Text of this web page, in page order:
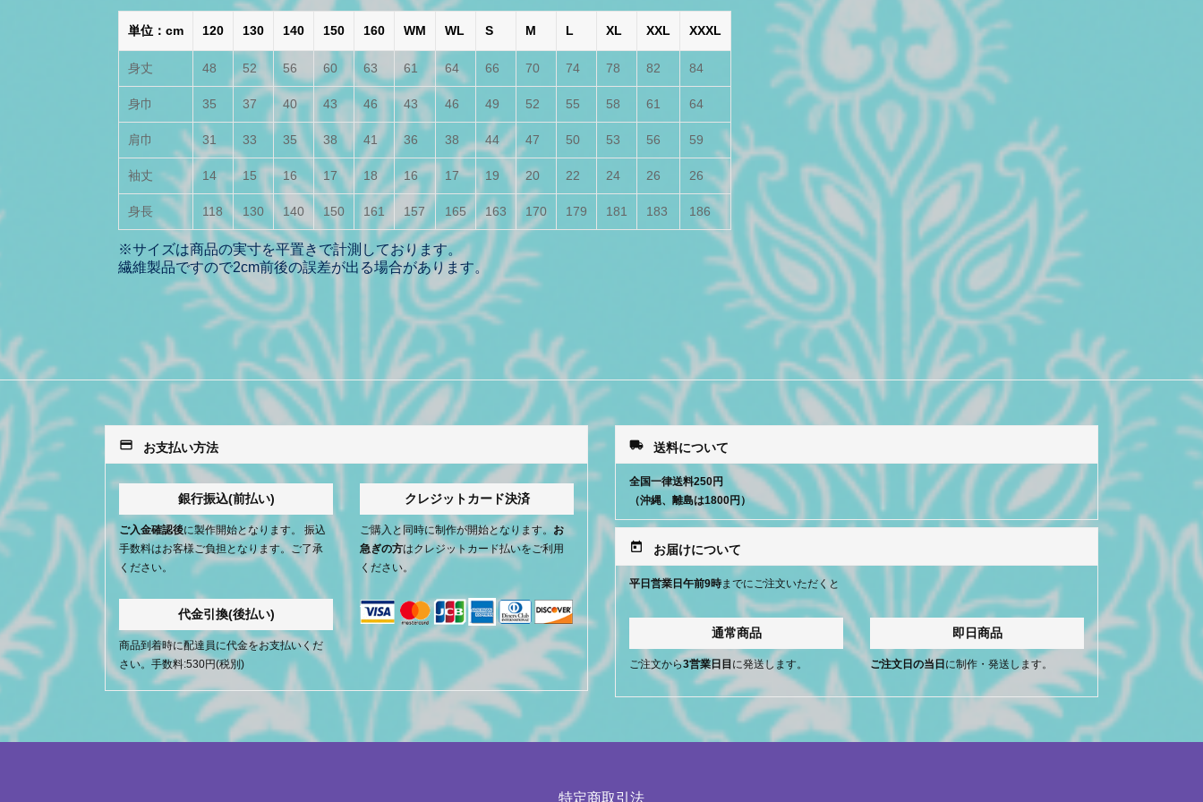
単位：cm 120 130 140 150 160 WM WL S M L XL XXL XXXL
身丈 48 52 56 60 63 61 64 66 70 74 78 82 84
身巾 35 37 40 43 46 43 46 49 52 55 58 61 64
肩巾 31 33 35 38 41 36 38 44 47 50 53 56 59
袖丈 14 15 16 17 18 16 17 19 20 22 24 26 26
身長 118 130 140 150 161 157 165 163 170 179 181 183 186
※サイズは商品の実寸を平置きで計測しております。
繊維製品ですので2cm前後の誤差が出る場合があります。
payment お支払い方法
銀行振込(前払い)
ご入金確認後に製作開始となります。 振込
手数料はお客様ご負担となります。ご了承
ください。
代金引換(後払い)
商品到着時に配達員に代金をお支払いくだ
さい。手数料:530円(税別)
クレジットカード決済
ご購入と同時に制作が開始となります。お
急ぎの方はクレジットカード払いをご利用
ください。
local_shipping 送料について
全国一律送料250円
（沖縄、離島は1800円）
today お届けについて
平日営業日午前9時までにご注文いただくと
通常商品
ご注文から3営業日目 に発送します。
即日商品
ご注文日の当日 に制作・発送します。
特定商取引法